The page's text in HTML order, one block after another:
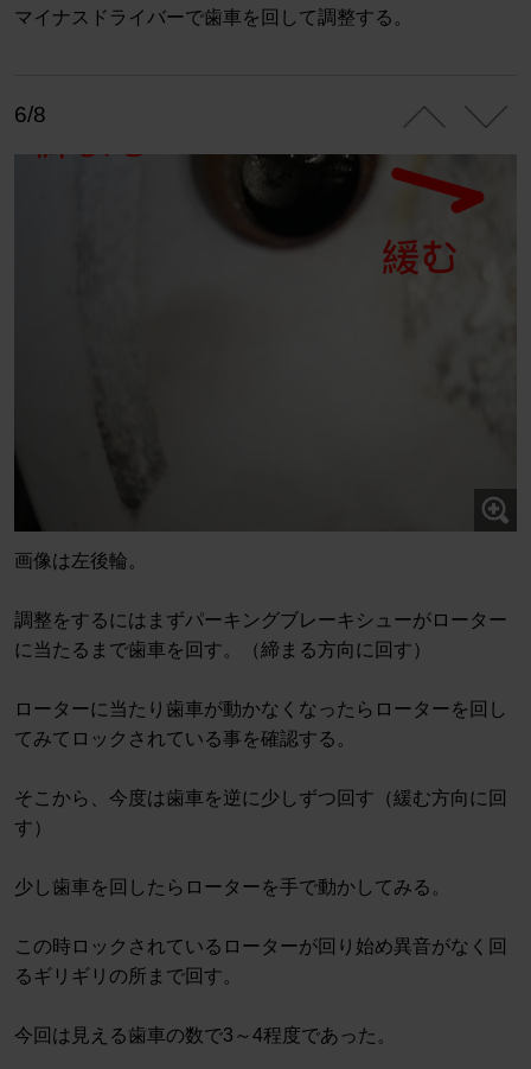
マイナスドライバーで歯車を回して調整する。
6/8
画像は左後輪。
調整をするにはまずパーキングブレーキシューがローター
に当たるまで歯車を回す。（締まる方向に回す）
ローターに当たり歯車が動かなくなったらローターを回し
てみてロックされている事を確認する。
そこから、今度は歯車を逆に少しずつ回す（緩む方向に回
す）
少し歯車を回したらローターを手で動かしてみる。
この時ロックされているローターが回り始め異音がなく回
るギリギリの所まで回す。
今回は見える歯車の数で3～4程度であった。